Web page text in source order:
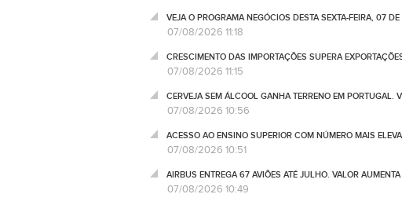
VEJA O PROGRAMA NEGÓCIOS DESTA SEXTA-FEIRA, 07
07/08/2026 11:18
CRESCIMENTO DAS IMPORTAÇÕES SUPERA
07/08/2026 11:15
CERVEJA SEM ÁLCOOL GANHA TERRENO EM PORTUGAL.
07/08/2026 10:56
ACESSO AO ENSINO SUPERIOR COM NÚMERO MAIS
07/08/2026 10:51
AIRBUS ENTREGA 67 AVIÕES ATÉ JULHO. VALOR
07/08/2026 10:49